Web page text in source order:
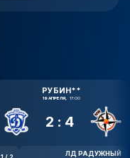
РУБИН**
19 АПРЕЛЯ, 17:00
2:4
ЛД РАДУЖНЫЙ